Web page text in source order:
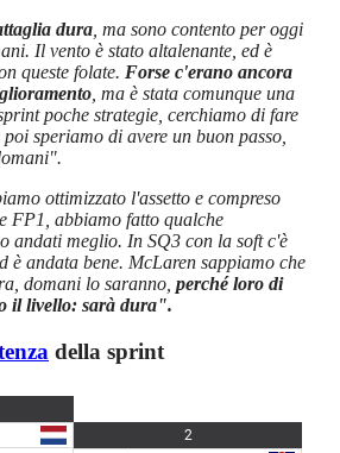
dura , ma sono contento per oggi
Il vento è stato altalenante, ed è
queste folate. Forse c'erano ancora
, ma è stata comunque una
poche strategie, cerchiamo di fare
speriamo di avere un buon passo,
ottimizzato l'assetto e compreso
FP1, abbiamo fatto qualche
andati meglio. In SQ3 con la soft c'è
è andata bene. McLaren sappiamo che
domani lo saranno, perché loro di
il livello: sarà dura".
della sprint